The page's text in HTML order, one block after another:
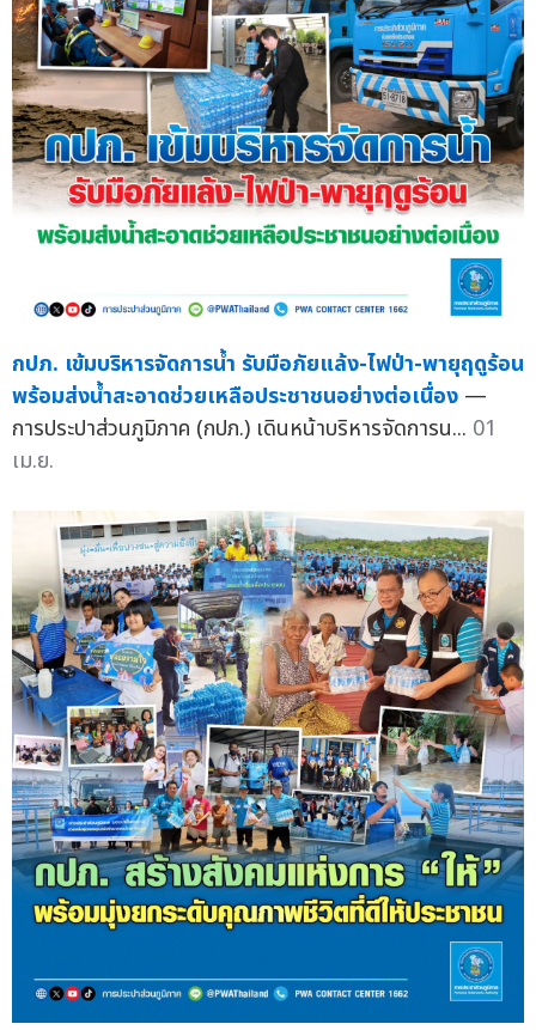
กปภ. เข้มบริหารจัดการน้ำ รับมือภัยแล้ง-ไฟป่า-พายุฤดูร้อน
พร้อมส่งน้ำสะอาดช่วยเหลือประชาชนอย่างต่อเนื่อง —
การประปาส่วนภูมิภาค (กปภ.) เดินหน้าบริหารจัดการน... 01
เม.ย.